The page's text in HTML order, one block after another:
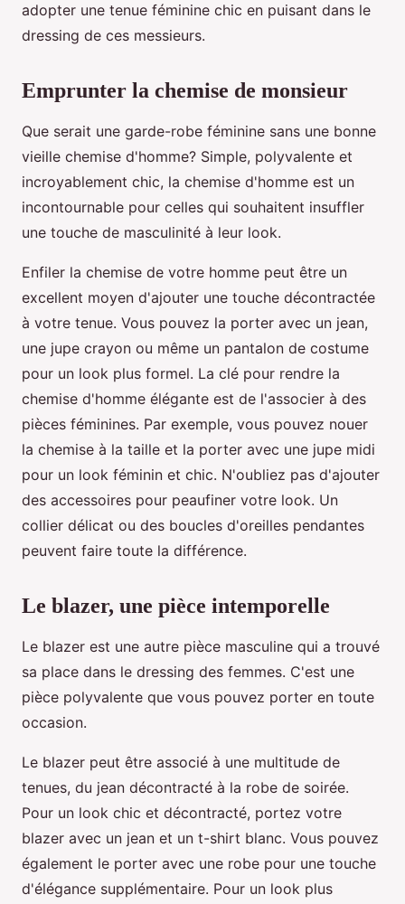
adopter une tenue féminine chic en puisant dans le
dressing de ces messieurs.
Emprunter la chemise de monsieur
Que serait une garde-robe féminine sans une bonne
vieille chemise d'homme? Simple, polyvalente et
incroyablement chic, la chemise d'homme est un
incontournable pour celles qui souhaitent insuffler
une touche de masculinité à leur look.
Enfiler la chemise de votre homme peut être un
excellent moyen d'ajouter une touche décontractée
à votre tenue. Vous pouvez la porter avec un jean,
une jupe crayon ou même un pantalon de costume
pour un look plus formel. La clé pour rendre la
chemise d'homme élégante est de l'associer à des
pièces féminines. Par exemple, vous pouvez nouer
la chemise à la taille et la porter avec une jupe midi
pour un look féminin et chic. N'oubliez pas d'ajouter
des accessoires pour peaufiner votre look. Un
collier délicat ou des boucles d'oreilles pendantes
peuvent faire toute la différence.
Le blazer, une pièce intemporelle
Le blazer est une autre pièce masculine qui a trouvé
sa place dans le dressing des femmes. C'est une
pièce polyvalente que vous pouvez porter en toute
occasion.
Le blazer peut être associé à une multitude de
tenues, du jean décontracté à la robe de soirée.
Pour un look chic et décontracté, portez votre
blazer avec un jean et un t-shirt blanc. Vous pouvez
également le porter avec une robe pour une touche
d'élégance supplémentaire. Pour un look plus